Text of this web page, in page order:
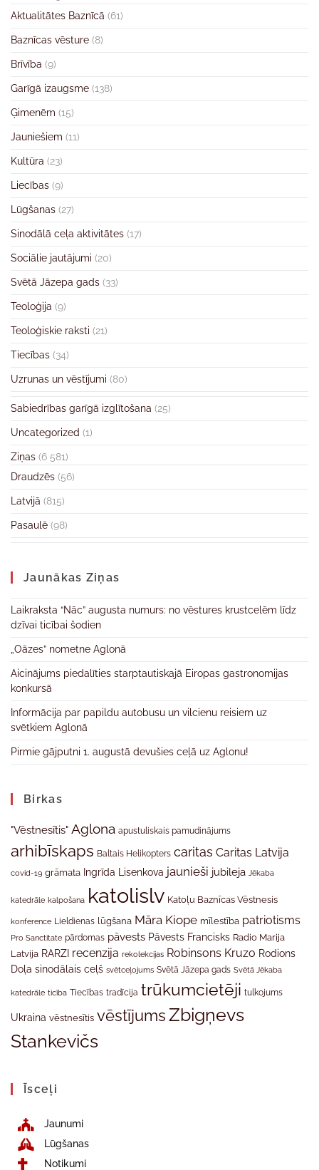
Aktualitātes Baznīcā (61)
Baznīcas vēsture (8)
Brīvība (9)
Garīgā izaugsme (138)
Ģimenēm (15)
Jauniešiem (11)
Kultūra (23)
Liecības (9)
Lūgšanas (27)
Sinodālā ceļa aktivitātes (17)
Sociālie jautājumi (20)
Svētā Jāzepa gads (33)
Teoloģija (9)
Teoloģiskie raksti (21)
Tiecības (34)
Uzrunas un vēstījumi (80)
Sabiedrības garīgā izglītošana (25)
Uncategorized (1)
Ziņas (6 581)
Draudzēs (56)
Latvijā (815)
Pasaulē (98)
Jaunākas Ziņas
Laikraksta “Nāc” augusta numurs: no vēstures krustcelēm līdz
dzīvai ticībai šodien
„Oāzes” nometne Aglonā
Aicinājums piedalīties starptautiskajā Eiropas gastronomijas
konkursā
Informācija par papildu autobusu un vilcienu reisiem uz
svētkiem Aglonā
Pirmie gājputni 1. augustā devušies ceļā uz Aglonu!
Birkas
"Vēstnesītis" Aglona apustuliskais pamudinājums
arhibīskaps Baltais Helikopters caritas Caritas Latvija
covid-19 grāmata Ingrīda Lisenkova jaunieši jubileja Jēkaba
katedrāle kalpošana katolislv Katoļu Baznīcas Vēstnesis
konference Lieldienas lūgšana Māra Kiope mīlestība patriotisms
Pro Sanctitate pārdomas pāvests Pāvests Francisks Radio Marija
Latvija RARZI recenzija rekolekcijas Robinsons Kruzo Rodions
Doļa sinodālais ceļš svētceļojums Svētā Jāzepa gads Svētā Jēkaba
katedrāle ticība Tiecības tradīcija trūkumcietēji tulkojums
Ukraina vēstnesītis vēstījumsZbigņevs
Stankevičs
Īsceļi
Jaunumi
Lūgšanas
Notikumi